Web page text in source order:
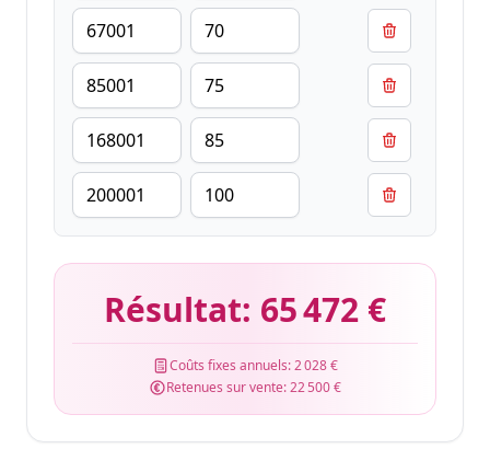
Résultat: 65 472 €
Coûts fixes annuels:2 028 €
Retenues sur vente:22 500 €